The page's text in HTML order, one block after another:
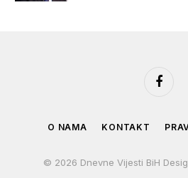
O NAMA KONTAKT
© 2026 Dnevne Vijesti BiH